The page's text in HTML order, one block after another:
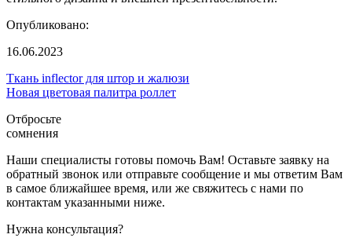
Опубликовано:
16.06.2023
Ткань inflector для штор и жалюзи
Новая цветовая палитра роллет
Отбросьте
сомнения
Наши специалисты готовы помочь Вам! Оставьте заявку на
обратный звонок или отправьте сообщение и мы ответим Вам
в самое ближайшее время, или же свяжитесь с нами по
контактам указанными ниже.
Нужна консультация?